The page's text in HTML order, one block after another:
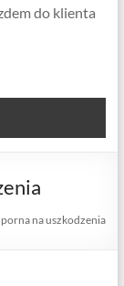
do klienta
na uszkodzenia